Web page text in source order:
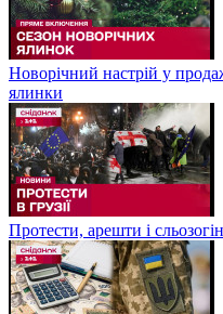
Новорічний настрій у
ялинки
Протести, арешти і